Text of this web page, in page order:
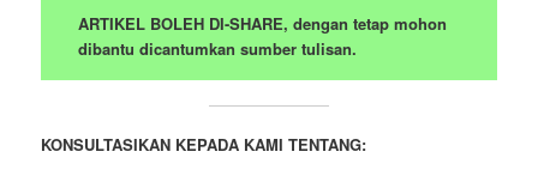
ARTIKEL BOLEH DI-SHARE, dengan tetap mohon
dibantu dicantumkan sumber tulisan.
KONSULTASIKAN KEPADA KAMI TENTANG: